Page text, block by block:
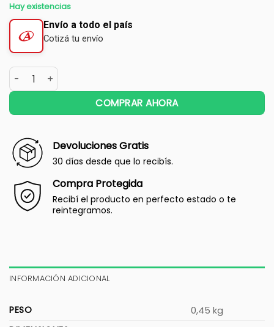
Hay existencias
Envío a todo el país
Cotizá tu envío
COMPRAR AHORA
Devoluciones Gratis
30 días desde que lo recibís.
Compra Protegida
Recibí el producto en perfecto estado o te
reintegramos.
INFORMACIÓN ADICIONAL
PESO
0,45 kg